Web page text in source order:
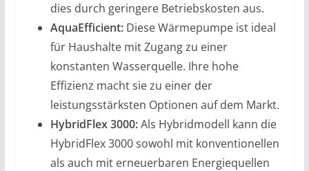
dies durch geringere Betriebskosten aus.
AquaEfficient:Diese Wärmepumpe ist ideal
für Haushalte mit Zugang zu einer
konstanten Wasserquelle. Ihre hohe
Effizienz macht sie zu einer der
leistungsstärksten Optionen auf dem Markt.
HybridFlex 3000:Als Hybridmodell kann die
HybridFlex 3000 sowohl mit konventionellen
als auch mit erneuerbaren Energiequellen